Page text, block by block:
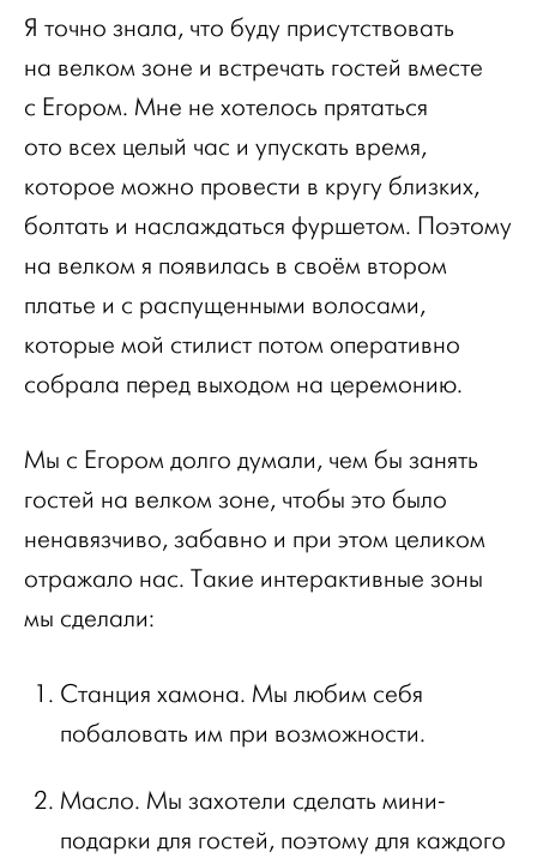
Я точно знала, что буду присутствовать
на велком зоне и встречать гостей вместе
с Егором. Мне не хотелось прятаться
ото всех целый час и упускать время,
которое можно провести в кругу близких,
болтать и наслаждаться фуршетом. Поэтому
на велком я появилась в своём втором
платье и с распущенными волосами,
которые мой стилист потом оперативно
собрала перед выходом на церемонию.
Мы с Егором долго думали, чем бы занять
гостей на велком зоне, чтобы это было
ненавязчиво, забавно и при этом целиком
отражало нас. Такие интерактивные зоны
мы сделали:
Станция хамона. Мы любим себя
побаловать им при возможности.
Масло. Мы захотели сделать мини-
подарки для гостей, поэтому для каждого